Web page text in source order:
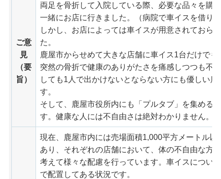
ご意
見
（要
旨）
両足を骨折して入院している際、必要な品々を購
一緒にお店に行きました。（病院で車イスを借り
しかし、お店によっては車イスが用意されておら
た。
鹿屋市からせめて大きな店舗に車イス1台だけで
突然の骨折で健康のありがたさを痛感しつつも不
しても1人で出かけないとならない方にも優しい
す。
そして、鹿屋市役所内にも「プルタブ」を集める
す。健康な人には不自由さは絶対わかりません。
現在、鹿屋市内には売場面積1,000平方メートル
あり、それぞれの店舗において、体の不自由な方
考えて様々な配慮を行っています。車イスについ
で配置してある状況です。